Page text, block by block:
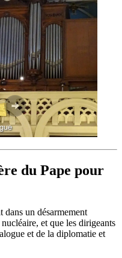
du Pape pour
dans un désarmement
et que les dirigeants
et de la diplomatie et